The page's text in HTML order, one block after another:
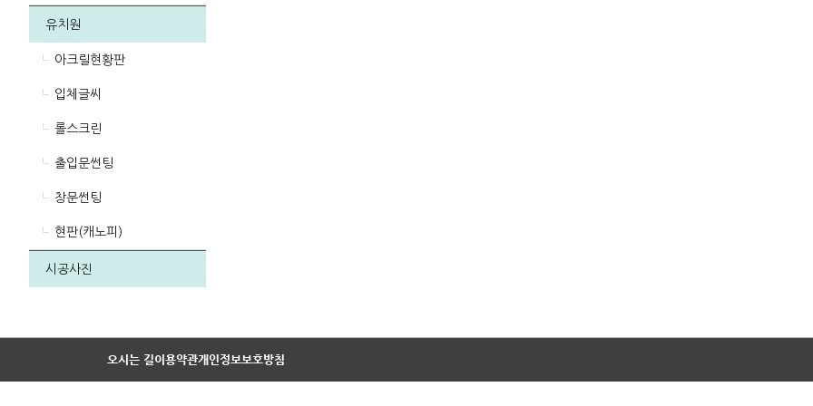
유치원
아크릴현황판
입체글씨
롤스크린
출입문썬팅
창문썬팅
현판(캐노피)
시공사진
오시는 길이용약관개인정보보호방침